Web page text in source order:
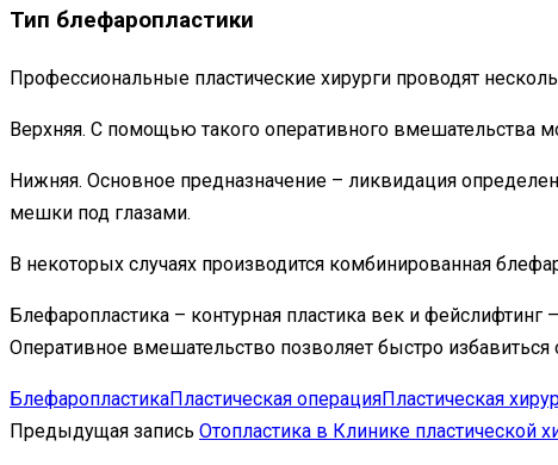
Тип блефаропластики
Профессиональные пластические хирурги проводят
Верхняя. С помощью такого оперативного вмешательства
Нижняя. Основное предназначение – ликвидация
мешки под глазами.
В некоторых случаях производится комбинированная
Блефаропластика – контурная пластика век и
Оперативное вмешательство позволяет быстро
БлефаропластикаПластическая операцияПластическая
Предыдущая запись Отопластика в Клинике пластической